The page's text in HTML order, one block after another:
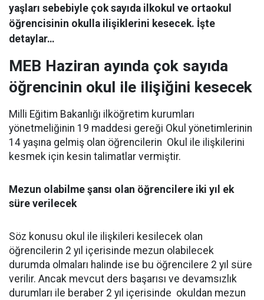
yaşları sebebiyle çok sayıda ilkokul ve ortaokul
öğrencisinin okulla ilişiklerini kesecek. İşte
detaylar…
MEB Haziran ayında çok sayıda
öğrencinin okul ile ilişiğini kesecek
Milli Eğitim Bakanlığı ilköğretim kurumları
yönetmeliğinin 19 maddesi gereği Okul yönetimlerinin
14 yaşına gelmiş olan öğrencilerin Okul ile ilişkilerini
kesmek için kesin talimatlar vermiştir.
Mezun olabilme şansı olan öğrencilere iki yıl ek
süre verilecek
Söz konusu okul ile ilişkileri kesilecek olan
öğrencilerin 2 yıl içerisinde mezun olabilecek
durumda olmaları halinde ise bu öğrencilere 2 yıl süre
verilir. Ancak mevcut ders başarısı ve devamsızlık
durumları ile beraber 2 yıl içerisinde okuldan mezun